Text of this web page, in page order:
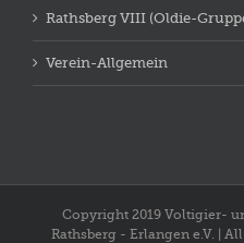
Rathsberg VIII (Oldie-
Verein-Allgemein
Copyright 2019 Voltigier-
Rathsberg - Erlangen e.V. |